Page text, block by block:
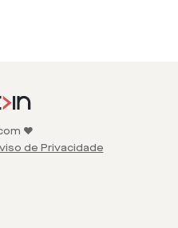
❤️
de Privacidade